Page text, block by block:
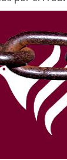
Seguros
descubren
ReseÃ±a
Operar 29/
Crear
29/05/2026
CÃ³mo
26/05/2026